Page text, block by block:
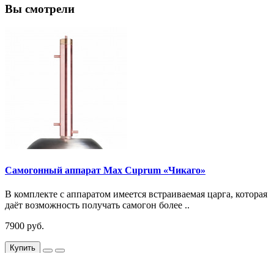
Вы смотрели
Самогонный аппарат Max Cuprum «Чикаго»
В комплекте с аппаратом имеется встраиваемая царга, которая
даёт возможность получать самогон более ..
7900 руб.
Купить